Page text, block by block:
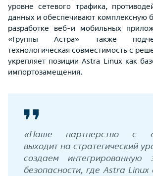
уровне сетевого трафика,
данных и обеспечивают комплексную
разработке веб-и мобильных
«Группы Астра» также
технологическая совместимость с
укрепляет позиции Astra Linux как
импортозамещения.
«Наше партнерство с
выходит на стратегический
создаем интегрированную
безопасности, где Astra Linux